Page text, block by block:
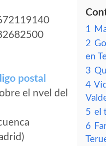
postal
el nvel del
1
2
en
3
4
5 el
6